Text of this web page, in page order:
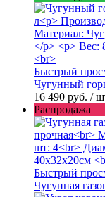
Быстрый
Чугунный
16 490 руб. /
Распродажа
Быстрый
Чугунная